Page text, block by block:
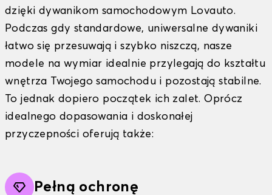
dzięki dywanikom samochodowym Lovauto.
Podczas gdy standardowe, uniwersalne dywaniki
łatwo się przesuwają i szybko niszczą, nasze
modele na wymiar idealnie przylegają do kształtu
wnętrza Twojego samochodu i pozostają stabilne.
To jednak dopiero początek ich zalet. Oprócz
idealnego dopasowania i doskonałej
przyczepności oferują także:
Pełną ochronę